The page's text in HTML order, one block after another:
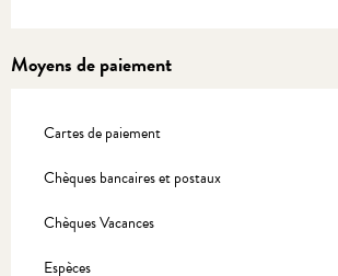
Moyens de paiement
Cartes de paiement
Chèques bancaires et postaux
Chèques Vacances
Espèces